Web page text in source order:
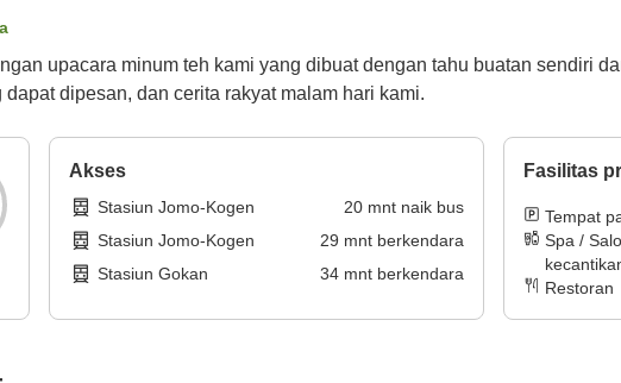
upacara minum teh kami yang dibuat dengan tahu buatan sendiri
dipesan, dan cerita rakyat malam hari kami.
Akses
Stasiun Jomo-Kogen 20mnt naik bus
Stasiun Jomo-Kogen
29 mnt berkendara
Stasiun Gokan
34mnt berkendara
Fasilitas
Tempat
Spa /
Restoran